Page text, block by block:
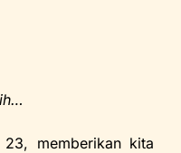
memberikan kita